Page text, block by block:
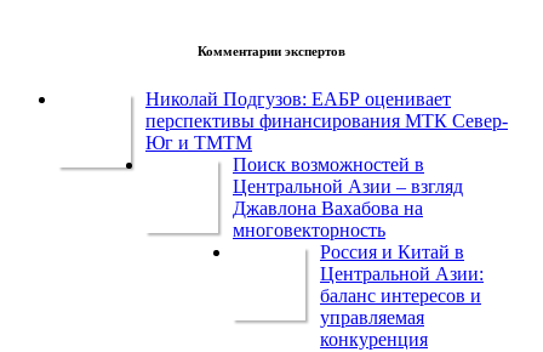
Комментарии экспертов
Николай Подгузов: ЕАБР оценивает
перспективы финансирования МТК Север-
Юг и ТМТМ
Поиск возможностей в
Центральной Азии – взгляд
Джавлона Вахабова на
многовекторность
Россия и Китай в
Центральной Азии:
баланс интересов и
управляемая
конкуренция